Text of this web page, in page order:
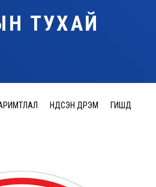
ТУХАЙ
ҮНДСЭН ДҮРЭМ ГИШҮҮД